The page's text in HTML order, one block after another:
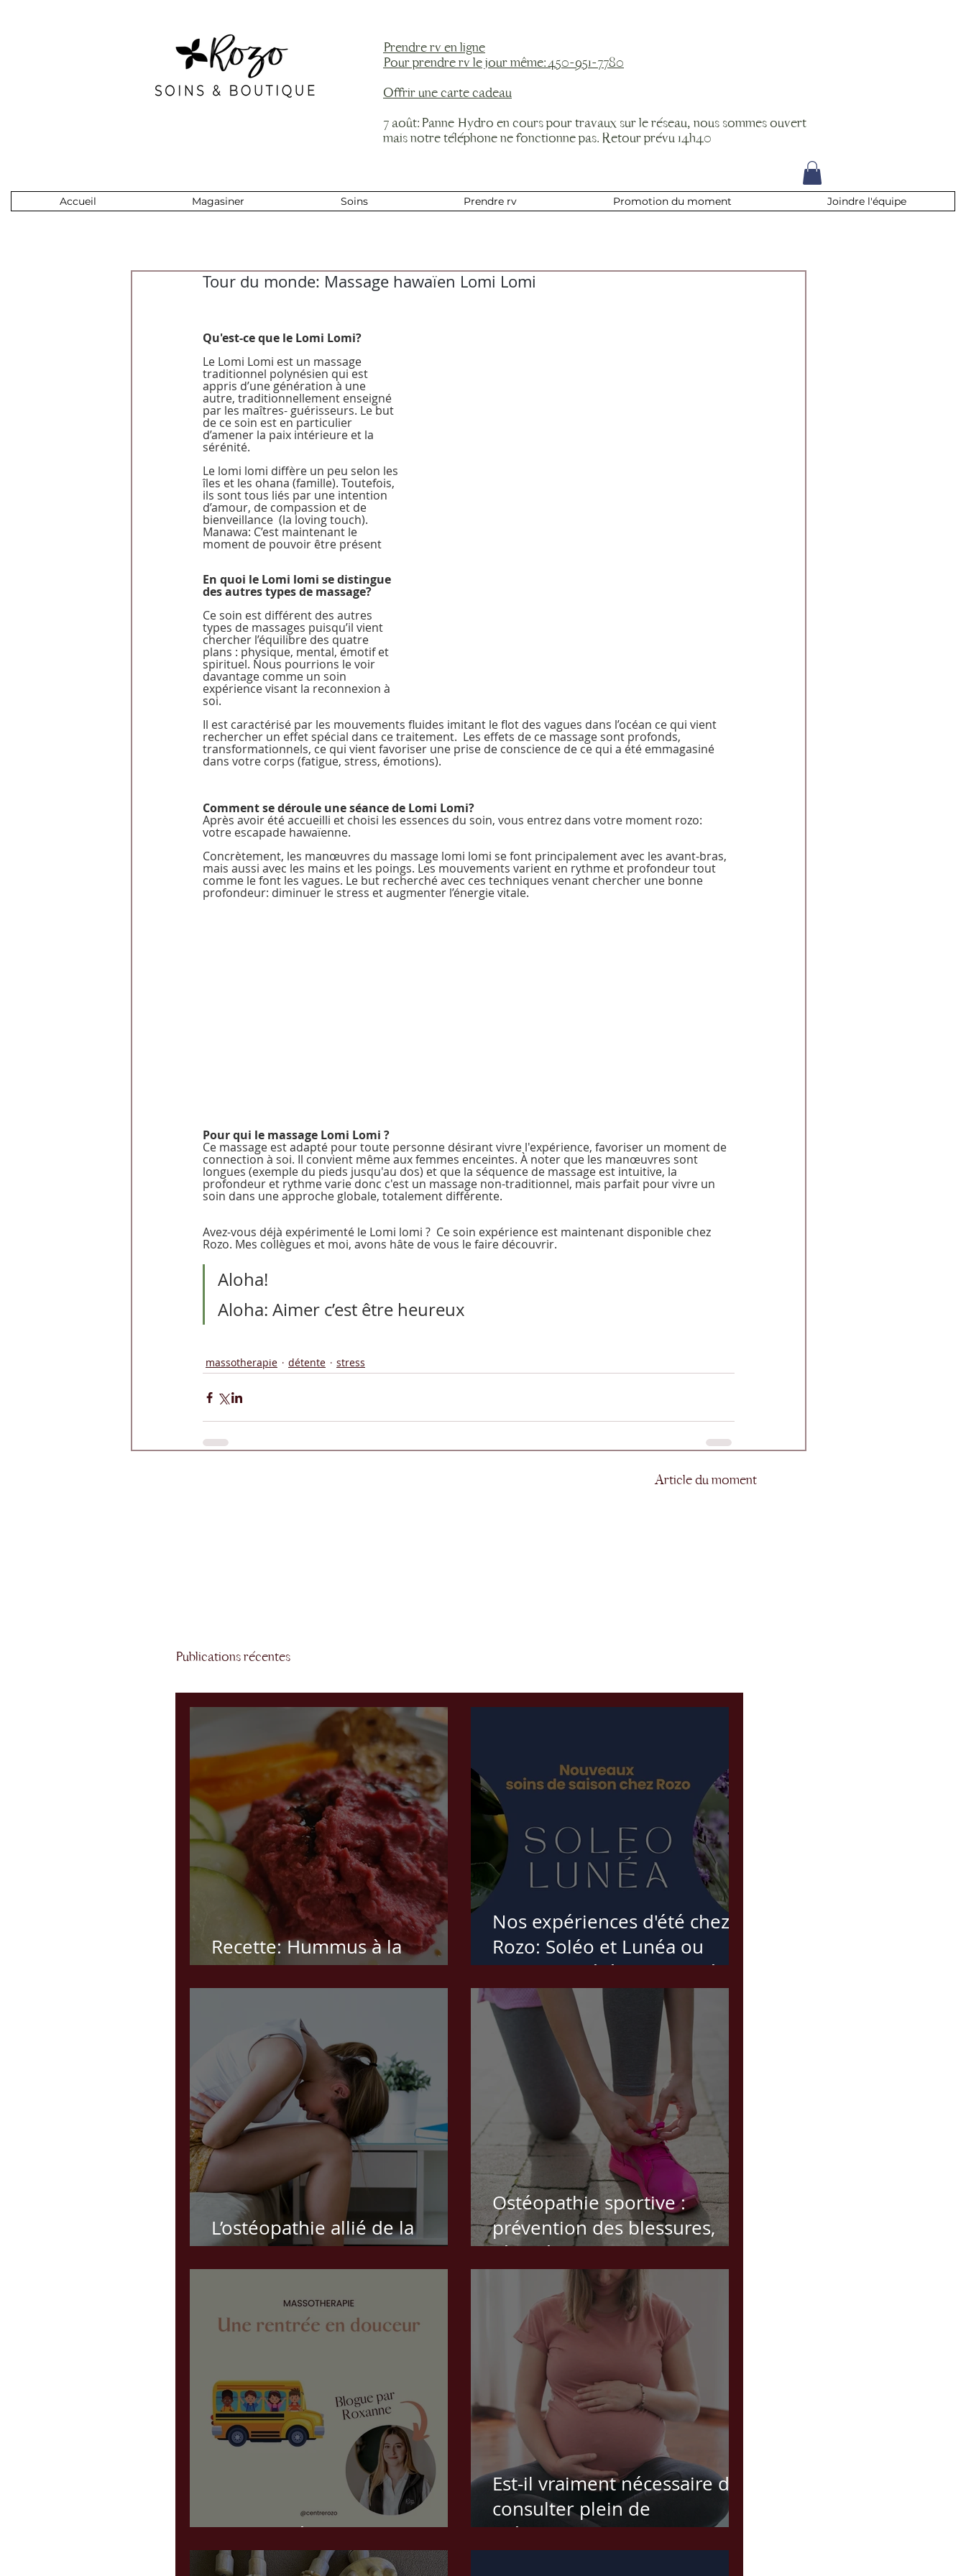
Prendre rv en ligne
Pour prendre rv le jour même: 450-951-7780
Offrir une carte cadeau
7 août: Panne Hydro en cours pour travaux sur le réseau, nous sommes ouvert
mais notre téléphone ne fonctionne pas. Retour prévu 14h40
Accueil Magasiner Soins Prendre rv Promotion du moment Joindre l'équipe
Tour du monde: Massage hawaïen Lomi Lomi
Qu'est-ce que le Lomi Lomi?
Le Lomi Lomi est un massage
traditionnel polynésien qui est
appris d’une génération à une
autre, traditionnellement enseigné
par les maîtres- guérisseurs. Le but
de ce soin est en particulier
d’amener la paix intérieure et la
sérénité.
Le lomi lomi diffère un peu selon les
îles et les ohana (famille). Toutefois,
ils sont tous liés par une intention
d’amour, de compassion et de
bienveillance  (la loving touch).
Manawa: C’est maintenant le
moment de pouvoir être présent
En quoi le Lomi lomi se distingue
des autres types de massage?
Ce soin est différent des autres
types de massages puisqu’il vient
chercher l’équilibre des quatre
plans : physique, mental, émotif et
spirituel. Nous pourrions le voir
davantage comme un soin
expérience visant la reconnexion à
soi.
Il est caractérisé par les mouvements fluides imitant le flot des vagues dans l’océan ce qui vient
rechercher un effet spécial dans ce traitement.  Les effets de ce massage sont profonds,
transformationnels, ce qui vient favoriser une prise de conscience de ce qui a été emmagasiné
dans votre corps (fatigue, stress, émotions).
Comment se déroule une séance de Lomi Lomi?
Après avoir été accueilli et choisi les essences du soin, vous entrez dans votre moment rozo:
votre escapade hawaïenne.
Concrètement, les manœuvres du massage lomi lomi se font principalement avec les avant-bras,
mais aussi avec les mains et les poings. Les mouvements varient en rythme et profondeur tout
comme le font les vagues. Le but recherché avec ces techniques venant chercher une bonne
profondeur: diminuer le stress et augmenter l’énergie vitale.
Pour qui le massage Lomi Lomi ?
Ce massage est adapté pour toute personne désirant vivre l'expérience, favoriser un moment de
connection à soi. Il convient même aux femmes enceintes. À noter que les manœuvres sont
longues (exemple du pieds jusqu'au dos) et que la séquence de massage est intuitive, la
profondeur et rythme varie donc c'est un massage non-traditionnel, mais parfait pour vivre un
soin dans une approche globale, totalement différente.
Avez-vous déjà expérimenté le Lomi lomi ?  Ce soin expérience est maintenant disponible chez
Rozo. Mes collègues et moi, avons hâte de vous le faire découvrir.
Aloha!
Aloha: Aimer c’est être heureux
massotherapie détente stress
Article du moment
Publications récentes
Recette: Hummus à la
betterave
Nos expériences d'été chez
Rozo: Soléo et Lunéa ou
comment l'été m'a inspiré ces
soins
L’ostéopathie allié de la
femme
Ostéopathie sportive :
prévention des blessures,
récupération, performance et
suivi personnalisé pour
athlètes et sportifs actifs.
Une rentrée en douceur
Est-il vraiment nécessaire de
consulter plein de
thérapeutes durant notre